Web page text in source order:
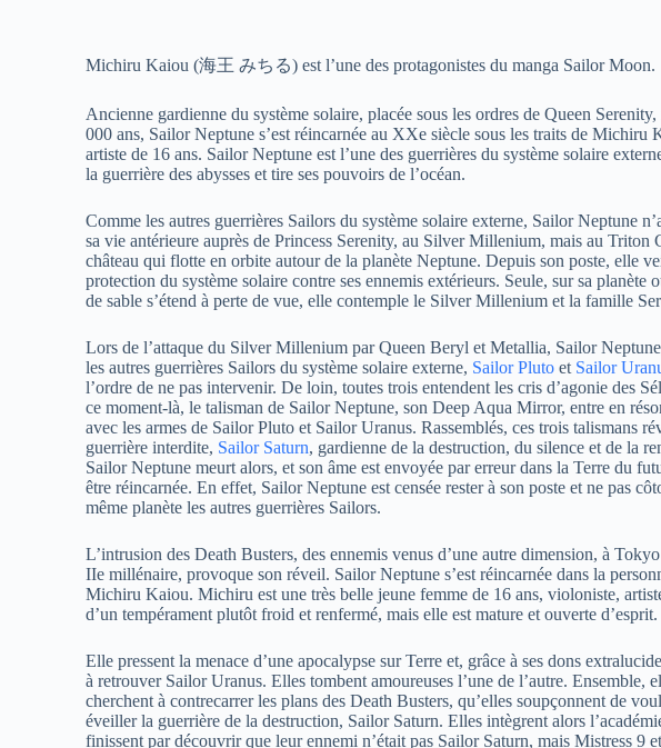
Michiru Kaiou (海王 みちる) est l’une des protagonistes du manga Sailor Moon.
Ancienne gardienne du système solaire, placée sous les ordres de Queen
000 ans, Sailor Neptune s’est réincarnée au XXe siècle sous les traits de Michiru
artiste de 16 ans. Sailor Neptune est l’une des guerrières du système solaire
la guerrière des abysses et tire ses pouvoirs de l’océan.
Comme les autres guerrières Sailors du système solaire externe, Sailor Neptune
sa vie antérieure auprès de Princess Serenity, au Silver Millenium, mais au Triton
château qui flotte en orbite autour de la planète Neptune. Depuis son poste, elle
protection du système solaire contre ses ennemis extérieurs. Seule, sur sa planète
de sable s’étend à perte de vue, elle contemple le Silver Millenium et la famille
Lors de l’attaque du Silver Millenium par Queen Beryl et Metallia, Sailor
les autres guerrières Sailors du système solaire externe, Sailor Pluto et Sailor
l’ordre de ne pas intervenir. De loin, toutes trois entendent les cris d’agonie des
ce moment-là, le talisman de Sailor Neptune, son Deep Aqua Mirror, entre en
avec les armes de Sailor Pluto et Sailor Uranus. Rassemblés, ces trois talismans
guerrière interdite, Sailor Saturn, gardienne de la destruction, du silence et de la
Sailor Neptune meurt alors, et son âme est envoyée par erreur dans la Terre du
être réincarnée. En effet, Sailor Neptune est censée rester à son poste et ne pas
même planète les autres guerrières Sailors.
L’intrusion des Death Busters, des ennemis venus d’une autre dimension, à
IIe millénaire, provoque son réveil. Sailor Neptune s’est réincarnée dans la
Michiru Kaiou. Michiru est une très belle jeune femme de 16 ans, violoniste,
d’un tempérament plutôt froid et renfermé, mais elle est mature et ouverte d’esprit.
Elle pressent la menace d’une apocalypse sur Terre et, grâce à ses dons
à retrouver Sailor Uranus. Elles tombent amoureuses l’une de l’autre. Ensemble,
cherchent à contrecarrer les plans des Death Busters, qu’elles soupçonnent de
éveiller la guerrière de la destruction, Sailor Saturn. Elles intègrent alors
finissent par découvrir que leur ennemi n’était pas Sailor Saturn, mais Mistress 9